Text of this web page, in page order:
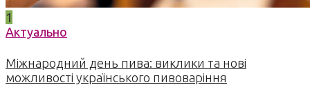
1
Актуально
Міжнародний день пива: виклики та нові
можливості українського пивоваріння